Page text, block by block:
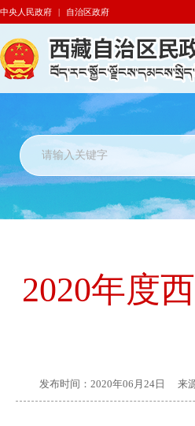
中央人民政府 | 自治区政府
2020年度
发布时间： 2020年06月24日 来